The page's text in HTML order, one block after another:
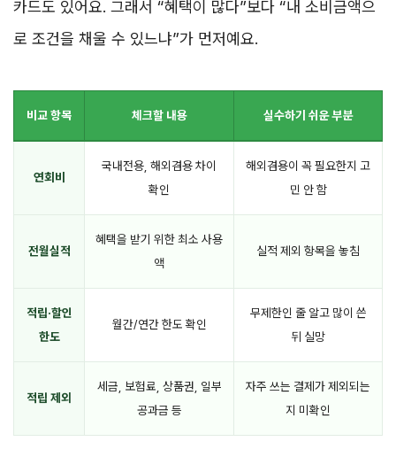
카드도 있어요. 그래서 “혜택이 많다”보다 “내 소비금액으
로 조건을 채울 수 있느냐”가 먼저예요.
비교 항목 체크할 내용 실수하기 쉬운 부분
연회비
국내전용, 해외겸용 차이
확인
해외겸용이 꼭 필요한지 고
민 안 함
전월실적
혜택을 받기 위한 최소 사용
액
실적 제외 항목을 놓침
적립·할인
한도
월간/연간 한도 확인
무제한인 줄 알고 많이 쓴
뒤 실망
적립 제외
세금, 보험료, 상품권, 일부
공과금 등
자주 쓰는 결제가 제외되는
지 미확인